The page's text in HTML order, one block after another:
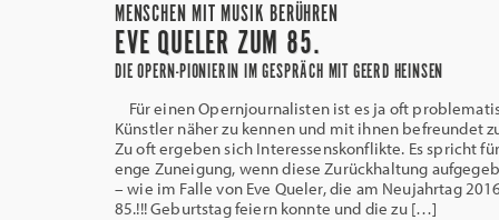
MENSCHEN MIT MUSIK BERÜHREN
EVE QUELER ZUM 85.
DIE OPERN-PIONIERIN IM GESPRÄCH MIT GEERD HEINSEN
Für einen Opernjournalisten ist es ja oft
Künstler näher zu kennen und mit ihnen befreundet
Zu oft ergeben sich Interessenskonflikte. Es spricht
enge Zuneigung, wenn diese Zurückhaltung
– wie im Falle von Eve Queler, die am Neujahrtag
85.!!! Geburtstag feiern konnte und die zu […]